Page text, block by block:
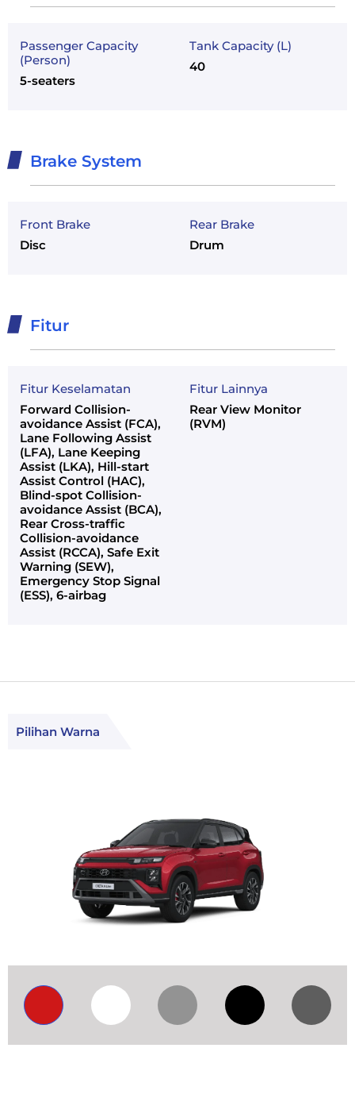
Passenger Capacity
(Person)
5-seaters
Tank Capacity (L)
40
Brake System
Front Brake
Disc
Rear Brake
Drum
Fitur
Fitur Keselamatan
Forward Collision-
avoidance Assist (FCA),
Lane Following Assist
(LFA), Lane Keeping
Assist (LKA), Hill-start
Assist Control (HAC),
Blind-spot Collision-
avoidance Assist (BCA),
Rear Cross-traffic
Collision-avoidance
Assist (RCCA), Safe Exit
Warning (SEW),
Emergency Stop Signal
(ESS), 6-airbag
Fitur Lainnya
Rear View Monitor
(RVM)
Pilihan Warna